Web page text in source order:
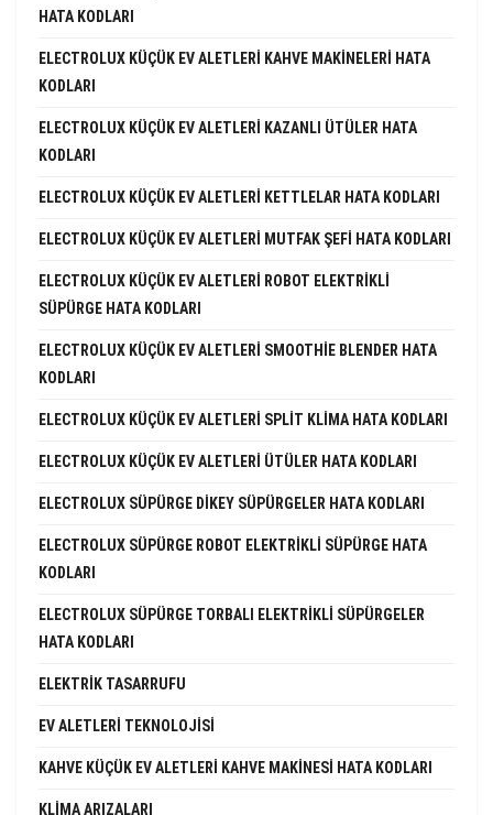
HATA KODLARI
ELECTROLUX KÜÇÜK EV ALETLERI KAHVE MAKINELERI HATA
KODLARI
ELECTROLUX KÜÇÜK EV ALETLERI KAZANLI ÜTÜLER HATA
KODLARI
ELECTROLUX KÜÇÜK EV ALETLERI KETTLELAR HATA KODLARI
ELECTROLUX KÜÇÜK EV ALETLERI MUTFAK ŞEFI HATA KODLARI
ELECTROLUX KÜÇÜK EV ALETLERI ROBOT ELEKTRIKLI
SÜPÜRGE HATA KODLARI
ELECTROLUX KÜÇÜK EV ALETLERI SMOOTHIE BLENDER HATA
KODLARI
ELECTROLUX KÜÇÜK EV ALETLERI SPLIT KLIMA HATA KODLARI
ELECTROLUX KÜÇÜK EV ALETLERI ÜTÜLER HATA KODLARI
ELECTROLUX SÜPÜRGE DIKEY SÜPÜRGELER HATA KODLARI
ELECTROLUX SÜPÜRGE ROBOT ELEKTRIKLI SÜPÜRGE HATA
KODLARI
ELECTROLUX SÜPÜRGE TORBALI ELEKTRIKLI SÜPÜRGELER
HATA KODLARI
ELEKTRIK TASARRUFU
EV ALETLERI TEKNOLOJISI
KAHVE KÜÇÜK EV ALETLERI KAHVE MAKINESI HATA KODLARI
KLIMA ARIZALARI